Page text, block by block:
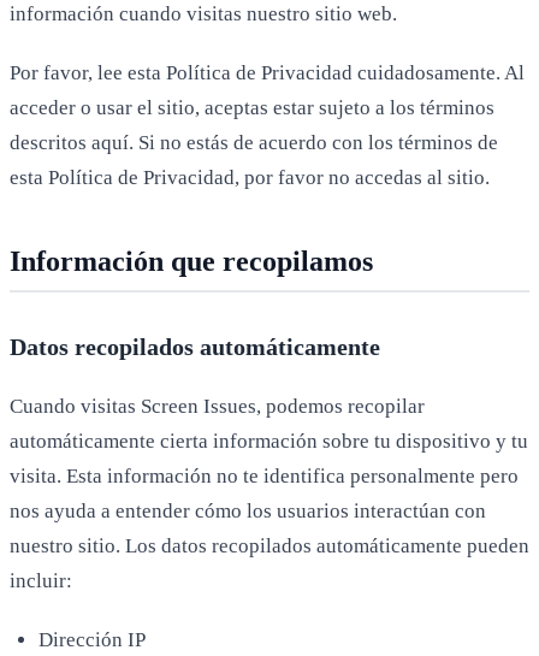
información cuando visitas nuestro sitio web.
Por favor, lee esta Política de Privacidad cuidadosamente. Al
acceder o usar el sitio, aceptas estar sujeto a los términos
descritos aquí. Si no estás de acuerdo con los términos de
esta Política de Privacidad, por favor no accedas al sitio.
Información que recopilamos
Datos recopilados automáticamente
Cuando visitas Screen Issues, podemos recopilar
automáticamente cierta información sobre tu dispositivo y tu
visita. Esta información no te identifica personalmente pero
nos ayuda a entender cómo los usuarios interactúan con
nuestro sitio. Los datos recopilados automáticamente pueden
incluir:
Dirección IP